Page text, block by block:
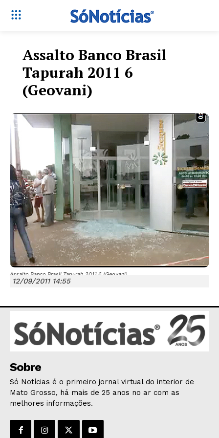
Só Notícias
HOME
POLÍTICA
POLÍCIA
ESPORTES
ECONOMIA
OPINIÃO
Assalto Banco Brasil
Tapurah 2011 6
(Geovani)
Assalto Banco Brasil Tapurah 2011 6 (Geovani)
12/09/2011 14:55
Sobre
Só Notícias é o primeiro jornal virtual do interior de
Mato Grosso, há mais de 25 anos no ar com as
melhores informações.